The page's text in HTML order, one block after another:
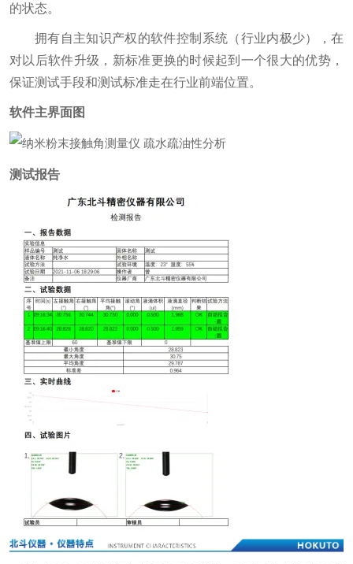
的状态。
拥有自主知识产权的软件控制系统（行业内极少），在
对以后软件升级，新标准更换的时候起到一个很大的优势，
保证测试手段和测试标准走在行业前端位置。
软件主界面图
测试报告